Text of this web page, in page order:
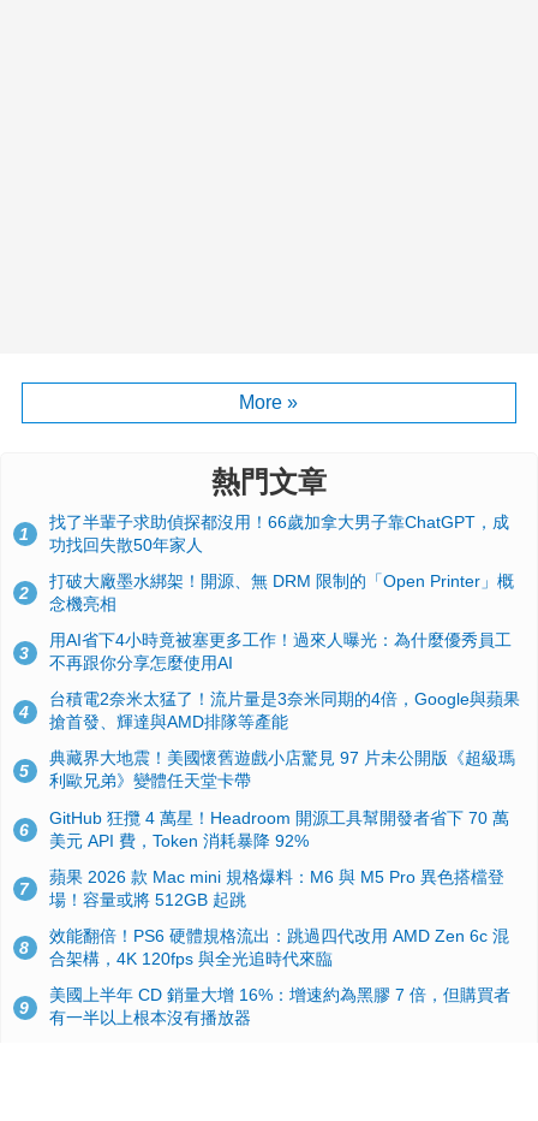
More »
熱門文章
1
找了半輩子求助偵探都沒用！66歲加拿大男子靠ChatGPT，成
功找回失散50年家人
2
打破大廠墨水綁架！開源、無 DRM 限制的「Open Printer」概
念機亮相
3
用AI省下4小時竟被塞更多工作！過來人曝光：為什麼優秀員工
不再跟你分享怎麼使用AI
4
台積電2奈米太猛了！流片量是3奈米同期的4倍，Google與蘋果
搶首發、輝達與AMD排隊等產能
5
典藏界大地震！美國懷舊遊戲小店驚見 97 片未公開版《超級瑪
利歐兄弟》變體任天堂卡帶
6
GitHub 狂攬 4 萬星！Headroom 開源工具幫開發者省下 70 萬
美元 API 費，Token 消耗暴降 92%
7
蘋果 2026 款 Mac mini 規格爆料：M6 與 M5 Pro 異色搭檔登
場！容量或將 512GB 起跳
8
效能翻倍！PS6 硬體規格流出：跳過四代改用 AMD Zen 6c 混
合架構，4K 120fps 與全光追時代來臨
9
美國上半年 CD 銷量大增 16%：增速約為黑膠 7 倍，但購買者
有一半以上根本沒有播放器